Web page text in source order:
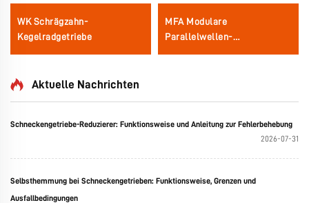
WK Schrägzahn-
Kegelradgetriebe
MFA Modulare
Parallelwellen-
Aktuelle Nachrichten
Schneckengetriebe-Reduzierer: Funktionsweise und Anleitung zur Fehlerbehebung
2026-07-31
Selbsthemmung bei Schneckengetrieben: Funktionsweise, Grenzen und
Ausfallbedingungen